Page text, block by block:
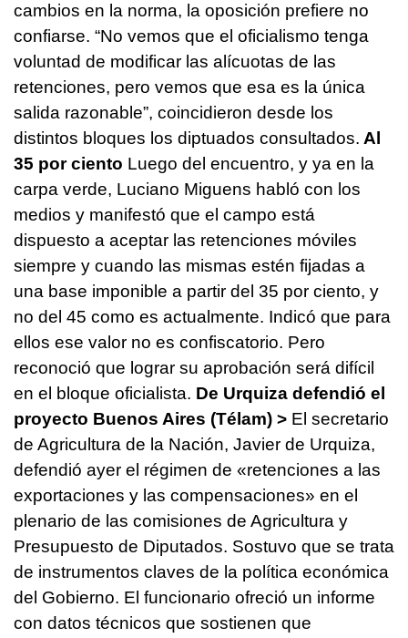
cambios en la norma, la oposición prefiere no
confiarse. “No vemos que el oficialismo tenga
voluntad de modificar las alícuotas de las
retenciones, pero vemos que esa es la única
salida razonable”, coincidieron desde los
distintos bloques los diptuados consultados. Al
35 por ciento Luego del encuentro, y ya en la
carpa verde, Luciano Miguens habló con los
medios y manifestó que el campo está
dispuesto a aceptar las retenciones móviles
siempre y cuando las mismas estén fijadas a
una base imponible a partir del 35 por ciento, y
no del 45 como es actualmente. Indicó que para
ellos ese valor no es confiscatorio. Pero
reconoció que lograr su aprobación será difícil
en el bloque oficialista. De Urquiza defendió el
proyecto Buenos Aires (Télam) > El secretario
de Agricultura de la Nación, Javier de Urquiza,
defendió ayer el régimen de «retenciones a las
exportaciones y las compensaciones» en el
plenario de las comisiones de Agricultura y
Presupuesto de Diputados. Sostuvo que se trata
de instrumentos claves de la política económica
del Gobierno. El funcionario ofreció un informe
con datos técnicos que sostienen que